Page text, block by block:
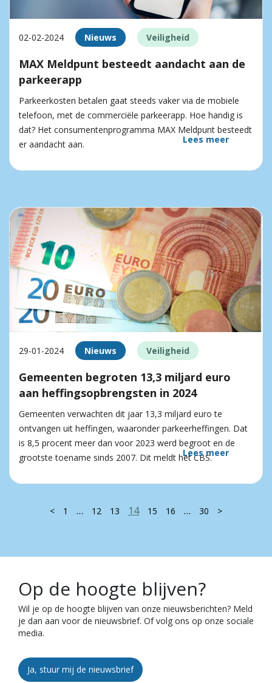
02-02-2024 Nieuws Veiligheid
MAX Meldpunt besteedt aandacht aan de
parkeerapp
Parkeerkosten betalen gaat steeds vaker via de mobiele
telefoon, met de commerciële parkeerapp. Hoe handig is
dat? Het consumentenprogramma MAX Meldpunt besteedt
er aandacht aan.
Lees meer
29-01-2024 Nieuws Veiligheid
Gemeenten begroten 13,3 miljard euro
aan heffingsopbrengsten in 2024
Gemeenten verwachten dit jaar 13,3 miljard euro te
ontvangen uit heffingen, waaronder parkeerheffingen. Dat
is 8,5 procent meer dan voor 2023 werd begroot en de
grootste toename sinds 2007. Dit meldt het CBS.
Lees meer
< 1 … 12 13 14 15 16 … 30 >
Op de hoogte blijven?
Wil je op de hoogte blijven van onze nieuwsberichten? Meld
je dan aan voor de nieuwsbrief. Of volg ons op onze sociale
media.
Ja, stuur mij de nieuwsbrief